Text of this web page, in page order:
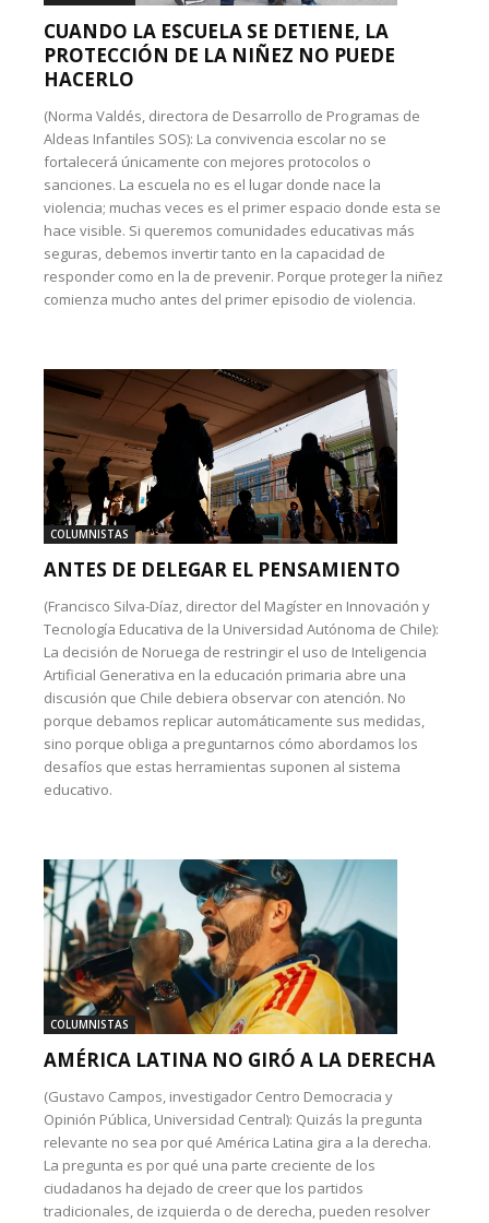
CUANDO LA ESCUELA SE DETIENE, LA
PROTECCIÓN DE LA NIÑEZ NO PUEDE
HACERLO
(Norma Valdés, directora de Desarrollo de Programas de
Aldeas Infantiles SOS): La convivencia escolar no se
fortalecerá únicamente con mejores protocolos o
sanciones. La escuela no es el lugar donde nace la
violencia; muchas veces es el primer espacio donde esta se
hace visible. Si queremos comunidades educativas más
seguras, debemos invertir tanto en la capacidad de
responder como en la de prevenir. Porque proteger la niñez
comienza mucho antes del primer episodio de violencia.
COLUMNISTAS
ANTES DE DELEGAR EL PENSAMIENTO
(Francisco Silva-Díaz, director del Magíster en Innovación y
Tecnología Educativa de la Universidad Autónoma de Chile):
La decisión de Noruega de restringir el uso de Inteligencia
Artificial Generativa en la educación primaria abre una
discusión que Chile debiera observar con atención. No
porque debamos replicar automáticamente sus medidas,
sino porque obliga a preguntarnos cómo abordamos los
desafíos que estas herramientas suponen al sistema
educativo.
COLUMNISTAS
AMÉRICA LATINA NO GIRÓ A LA DERECHA
(Gustavo Campos, investigador Centro Democracia y
Opinión Pública, Universidad Central): Quizás la pregunta
relevante no sea por qué América Latina gira a la derecha.
La pregunta es por qué una parte creciente de los
ciudadanos ha dejado de creer que los partidos
tradicionales, de izquierda o de derecha, pueden resolver